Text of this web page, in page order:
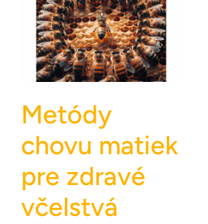
Metódy
chovu matiek
pre zdravé
včelstvá